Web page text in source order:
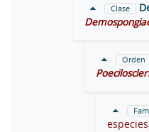
Clase
Orden